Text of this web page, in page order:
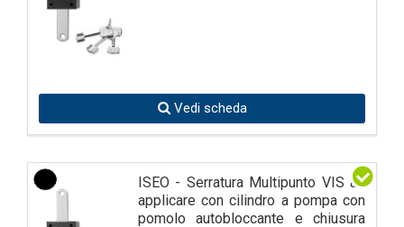
Vedi scheda
ISEO - Serratura Multipunto VIS ad
applicare con cilindro a pompa con
pomolo autobloccante e chiusura